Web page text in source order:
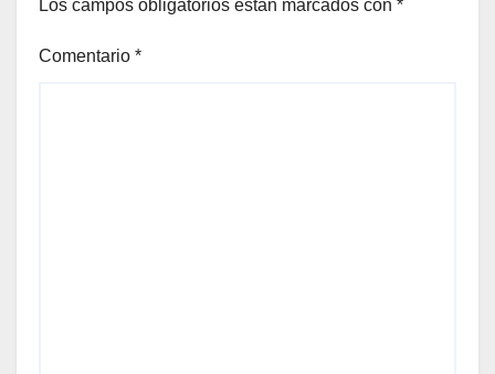
Los campos obligatorios están marcados con *
Comentario *